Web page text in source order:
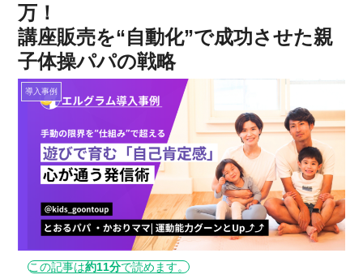
万！
講座販売を“自動化”で成功させた親
子体操パパの戦略
導入事例
この記事は約11分で読めます。